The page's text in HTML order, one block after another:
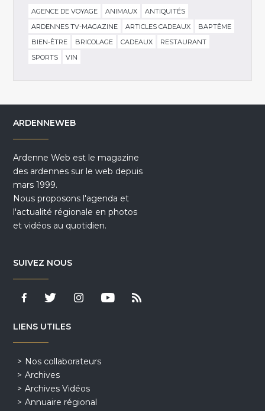
AGENCE DE VOYAGE ANIMAUX
ANTIQUITÉS
ARDENNES TV-MAGAZINE
ARTICLES CADEAUX
BAPTÊME
BIEN-ÊTRE
BRICOLAGE CADEAUX
RESTAURANT
SPORTS
VIN
ARDENNEWEB
Ardenne Web est le magazine
des ardennes sur le web depuis
mars 1999.
Nous proposons l'agenda et
l'actualité régionale en photos
et vidéos au quotidien.
SUIVEZ NOUS
LIENS UTILES
Nos collaborateurs
Archives
Archives Vidéos
Annuaire régional